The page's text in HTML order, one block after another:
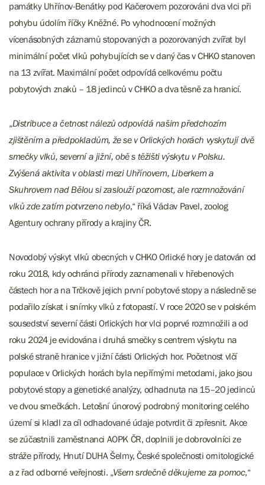
památky Uhřínov-Benátky pod Kačerovem pozorováni dva vlci při
pohybu údolím říčky Kněžné. Po vyhodnocení možných
vícenásobných záznamů stopovaných a pozorovaných zvířat byl
minimální počet vlků pohybujících se v daný čas v CHKO stanoven
na 13 zvířat. Maximální počet odpovídá celkovému počtu
pobytových znaků – 18 jedinců v CHKO a dva těsně za hranicí.
„Distribuce a četnost nálezů odpovídá našim předchozím
zjištěním a předpokladům, že se v Orlických horách vyskytují dvě
smečky vlků, severní a jižní, obě s těžišti výskytu v Polsku.
Zvýšená aktivita v oblasti mezi Uhřínovem, Liberkem a
Skuhrovem nad Bělou si zaslouží pozornost, ale rozmnožování
vlků zde zatím potvrzeno nebylo,“ říká Václav Pavel, zoolog
Agentury ochrany přírody a krajiny ČR.
Novodobý výskyt vlků obecných v CHKO Orlické hory je datován od
roku 2018, kdy ochránci přírody zaznamenali v hřebenových
částech hor a na Trčkově jejich první pobytové stopy a následně se
podařilo získat i snímky vlků z fotopastí. V roce 2020 se v polském
sousedství severní části Orlických hor vlci poprvé rozmnožili a od
roku 2024 je evidována i druhá smečky s centrem výskytu na
polské straně hranice v jižní části Orlických hor. Početnost vlčí
populace v Orlických horách byla nepřímými metodami, jako jsou
pobytové stopy a genetické analýzy, odhadnuta na 15–20 jedinců
ve dvou smečkách. Letošní únorový podrobný monitoring celého
území si kladl za cíl odhadované údaje potvrdit či zpřesnit. Akce
se zúčastnili zaměstnanci AOPK ČR, doplnili je dobrovolníci ze
stráže přírody, Hnutí DUHA Šelmy, České společnosti ornitologické
a z řad odborné veřejnosti. „Všem srdečně děkujeme za pomoc,“